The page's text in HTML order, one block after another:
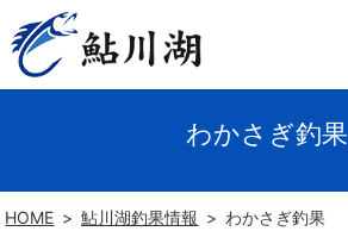
わかさぎ釣果
HOME 鮎川湖釣果情報 わかさぎ釣果